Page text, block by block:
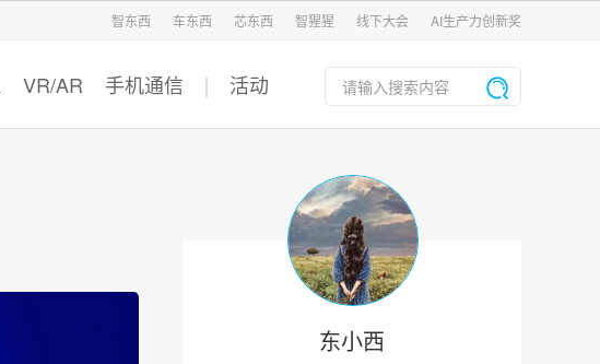
智东西 车东西 芯东西 智猩猩 线下大会 AI生产力创新奖
VR/AR 手机通信 活动
东小西